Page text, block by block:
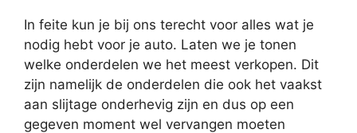
In feite kun je bij ons terecht voor alles wat je
nodig hebt voor je auto. Laten we je tonen
welke onderdelen we het meest verkopen. Dit
zijn namelijk de onderdelen die ook het vaakst
aan slijtage onderhevig zijn en dus op een
gegeven moment wel vervangen moeten